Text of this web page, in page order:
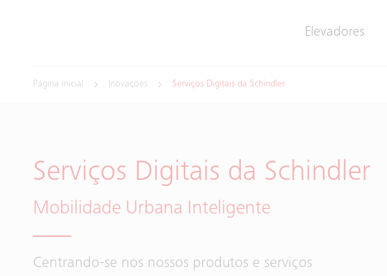
Elevadores
Página inicial Inovações Serviços Digitais da Schindler
Serviços Digitais da Schindler
Mobilidade Urbana Inteligente
Centrando-se nos nossos produtos e serviços